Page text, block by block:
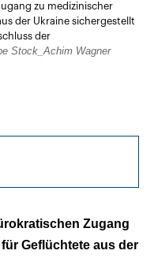
öffnen
zu medizinischer
der Ukraine sichergestellt
der
Stock_Achim Wagner
über Zugang
Geflüchtete aus der